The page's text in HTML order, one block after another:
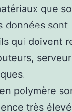
que
données sont
qui doivent
polymère
très